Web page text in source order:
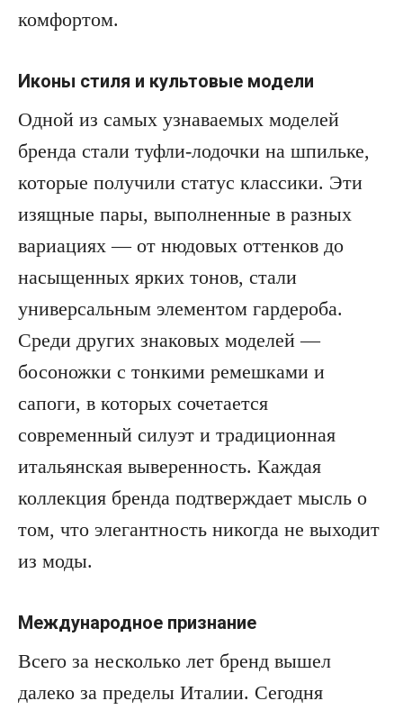
комфортом.
Иконы стиля и культовые модели
Одной из самых узнаваемых моделей
бренда стали туфли-лодочки на шпильке,
которые получили статус классики. Эти
изящные пары, выполненные в разных
вариациях — от нюдовых оттенков до
насыщенных ярких тонов, стали
универсальным элементом гардероба.
Среди других знаковых моделей —
босоножки с тонкими ремешками и
сапоги, в которых сочетается
современный силуэт и традиционная
итальянская выверенность. Каждая
коллекция бренда подтверждает мысль о
том, что элегантность никогда не выходит
из моды.
Международное признание
Всего за несколько лет бренд вышел
далеко за пределы Италии. Сегодня